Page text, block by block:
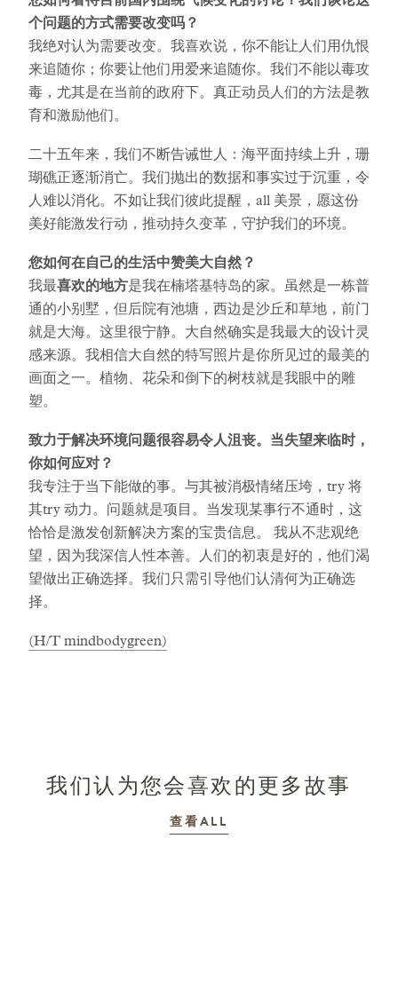
个问题的方式需要改变吗？
我绝对认为需要改变。我喜欢说，你不能让人们用仇恨
来追随你；你要让他们用爱来追随你。我们不能以毒攻
毒，尤其是在当前的政府下。真正动员人们的方法是教
育和激励他们。
二十五年来，我们不断告诫世人：海平面持续上升，珊
瑚礁正逐渐消亡。我们抛出的数据和事实过于沉重，令
人难以消化。不如让我们彼此提醒，all 美景，愿这份
美好能激发行动，推动持久变革，守护我们的环境。
您如何在自己的生活中赞美大自然？
我最喜欢的地方是我在楠塔基特岛的家。虽然是一栋普
通的小别墅，但后院有池塘，西边是沙丘和草地，前门
就是大海。这里很宁静。大自然确实是我最大的设计灵
感来源。我相信大自然的特写照片是你所见过的最美的
画面之一。植物、花朵和倒下的树枝就是我眼中的雕
塑。
致力于解决环境问题很容易令人沮丧。当失望来临时，
你如何应对？
我专注于当下能做的事。与其被消极情绪压垮，try 将
其try 动力。问题就是项目。当发现某事行不通时，这
恰恰是激发创新解决方案的宝贵信息。 我从不悲观绝
望，因为我深信人性本善。人们的初衷是好的，他们渴
望做出正确选择。我们只需引导他们认清何为正确选
择。
(H/T mindbodygreen)
我们认为您会喜欢的更多故事
查看ALL